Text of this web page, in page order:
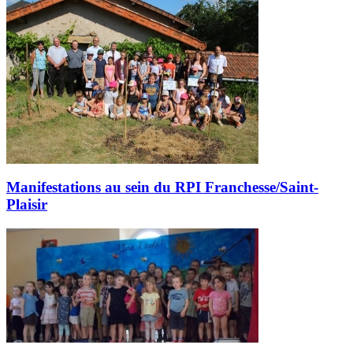
Manifestations au sein du RPI Franchesse/Saint-
Plaisir